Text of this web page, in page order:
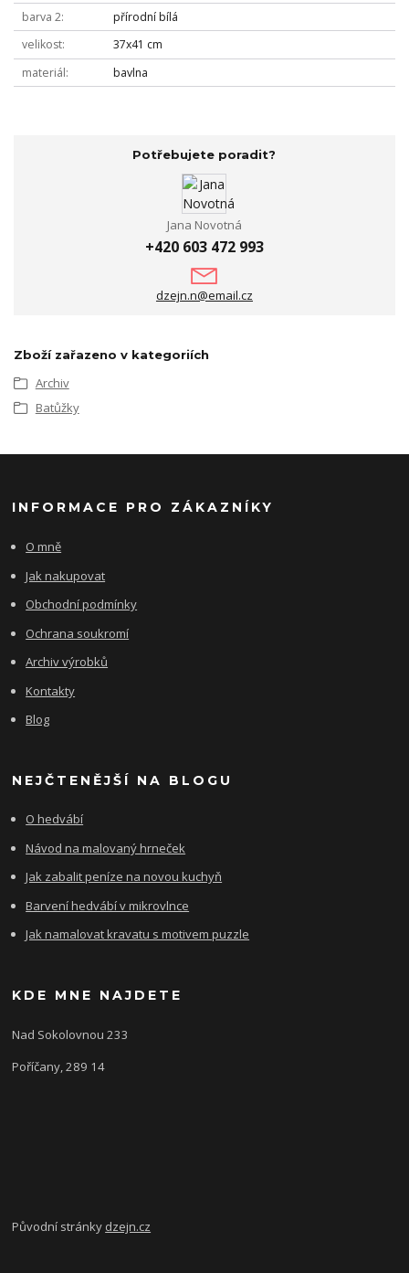
barva 2
přírodní bílá
velikost
37x41 cm
materiál
bavlna
Potřebujete poradit?
Jana Novotná
+420 603 472 993
dzejn.n@email.cz
Zboží zařazeno v kategoriích
Archiv
Batůžky
INFORMACE PRO ZÁKAZNÍKY
O mně
Jak nakupovat
Obchodní podmínky
Ochrana soukromí
Archiv výrobků
Kontakty
Blog
NEJČTENĚJŠÍ NA BLOGU
O hedvábí
Návod na malovaný hrneček
Jak zabalit peníze na novou kuchyň
Barvení hedvábí v mikrovlnce
Jak namalovat kravatu s motivem puzzle
KDE MNE NAJDETE
Nad Sokolovnou 233
Poříčany, 289 14
Původní stránky dzejn.cz